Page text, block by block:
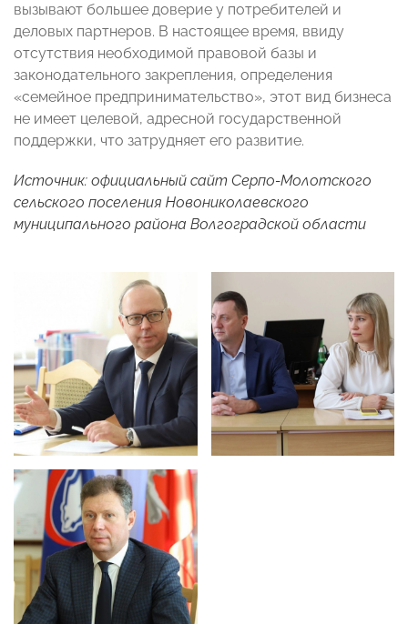
вызывают большее доверие у потребителей и
деловых партнеров. В настоящее время, ввиду
отсутствия необходимой правовой базы и
законодательного закрепления, определения
«семейное предпринимательство», этот вид бизнеса
не имеет целевой, адресной государственной
поддержки, что затрудняет его развитие.
Источник: официальный сайт Серпо-Молотского
сельского поселения Новониколаевского
муниципального района Волгоградской области